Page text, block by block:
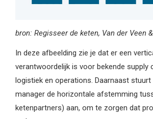
bron: Regisseer de keten, Van der Veen
In deze afbeelding zie je dat er een
verantwoordelijk is voor bekende supply
logistiek en operations. Daarnaast stuurt
manager de horizontale afstemming
ketenpartners) aan, om te zorgen dat